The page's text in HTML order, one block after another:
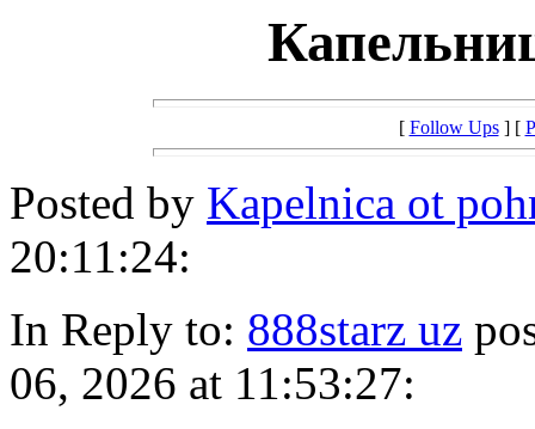
[ Follow Ups] [
Posted by Kapelnica ot
20:11:24:
In Reply to: 888starz uz
06, 2026 at 11:53:27: